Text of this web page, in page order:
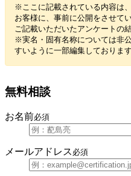
※ここに記載されている内容は
お客様に、事前に公開をさせて
ご記載いただいたアンケートの
※実名・固有名称については非
すいように一部編集しております
無料相談
お名前必須
メールアドレス 必須